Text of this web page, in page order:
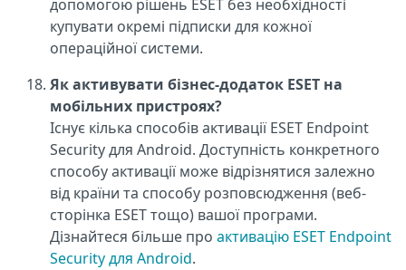
допомогою рішень ESET без необхідності
купувати окремі підписки для кожної
операційної системи.
Як активувати бізнес-додаток ESET на
мобільних пристроях?
Існує кілька способів активації ESET Endpoint
Security для Android. Доступність конкретного
способу активації може відрізнятися залежно
від країни та способу розповсюдження (веб-
сторінка ESET тощо) вашої програми.
Дізнайтеся більше про активацію ESET Endpoint
Security для Android.